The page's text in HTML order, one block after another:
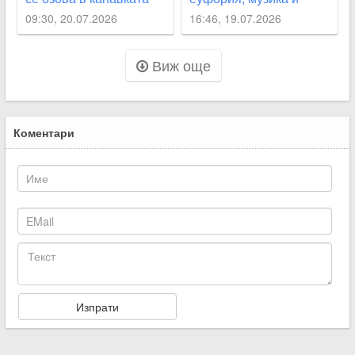
09:30, 20.07.2026
хиляди сърца в един
ритъм
16:46, 19.07.2026
Виж още
Коментари